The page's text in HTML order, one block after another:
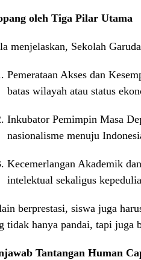
oleh Tiga Pilar Utama
menjelaskan, Sekolah
Pemerataan Akses dan
batas wilayah atau status
Inkubator Pemimpin Masa
nasionalisme menuju
Kecemerlangan Akademik
intelektual sekaligus
berprestasi, siswa juga
tidak hanya pandai, tapi juga
Tantangan Human